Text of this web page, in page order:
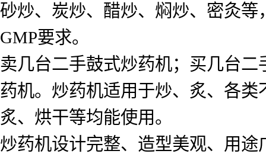
砂炒、炭炒、醋炒、焖炒、密灸
GMP要求。
卖几台二手鼓式炒药机；买几台
药机。炒药机适用于炒、炙、各
炙、烘干等均能使用。
炒药机设计完整、造型美观、用